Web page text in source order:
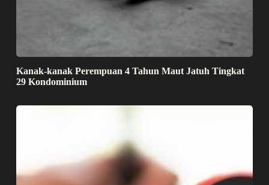
Kanak-kanak Perempuan 4 Tahun Maut Jatuh Tingkat
29 Kondominium